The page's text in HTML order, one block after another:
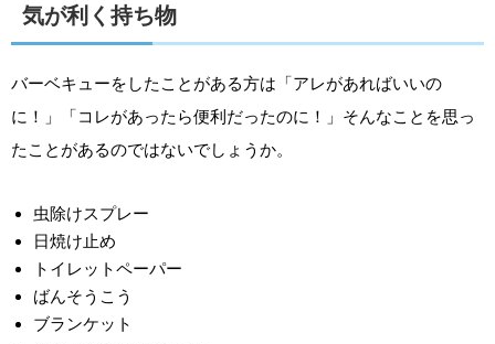
気が利く持ち物
バーベキューをしたことがある方は「アレがあればいいの
に！」「コレがあったら便利だったのに！」そんなことを思っ
たことがあるのではないでしょうか。
虫除けスプレー
日焼け止め
トイレットペーパー
ばんそうこう
ブランケット